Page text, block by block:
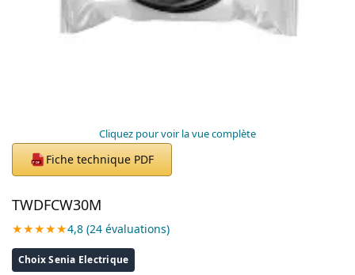
Cliquez pour voir la vue complète
PDF Fiche technique PDF
TWDFCW30M
★★★★★4,8 (24 évaluations)
Choix Senia Electrique